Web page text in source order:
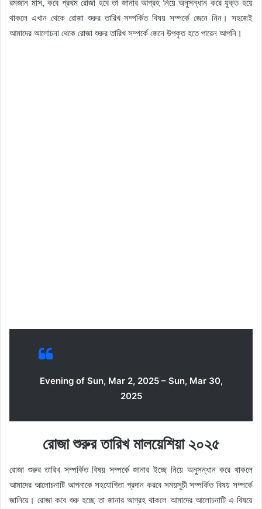
রমজান মাস, কবে প্রথম রোজা হবে তা জানার আগ্রহ নিয়ে অনুসন্ধান করে যুক্ত হয়ে
থাকলে এখান থেকে রোজা শুরুর তারিখ সম্পর্কিত বিষয় সম্পর্কে জেনে নিন। সহজেই
আমাদের আলোচনা থেকে রোজা শুরুর তারিখ সম্পর্কে জেনে উপকৃত হতে পারেন আপনি।
Evening of Sun, Mar 2, 2025 – Sun, Mar 30,
2025
রোজা শুরুর তারিখ মালয়েশিয়া ২০২৫
রোজা শুরুর তারিখ সম্পর্কিত বিষয় সম্পর্কে জানার ইচ্ছে নিয়ে অনুসন্ধান করে থাকলে
আমাদের আলোচনাটি আপনাকে সহযোগিতা প্রদান করবে সময়সূচী সম্পর্কিত বিষয় সম্পর্কে
জানিয়ে। রোজা কবে শুরু হচ্ছে তা জানার আগ্রহ থাকলে আমাদের আলোচনাটি এ বিষয়ে